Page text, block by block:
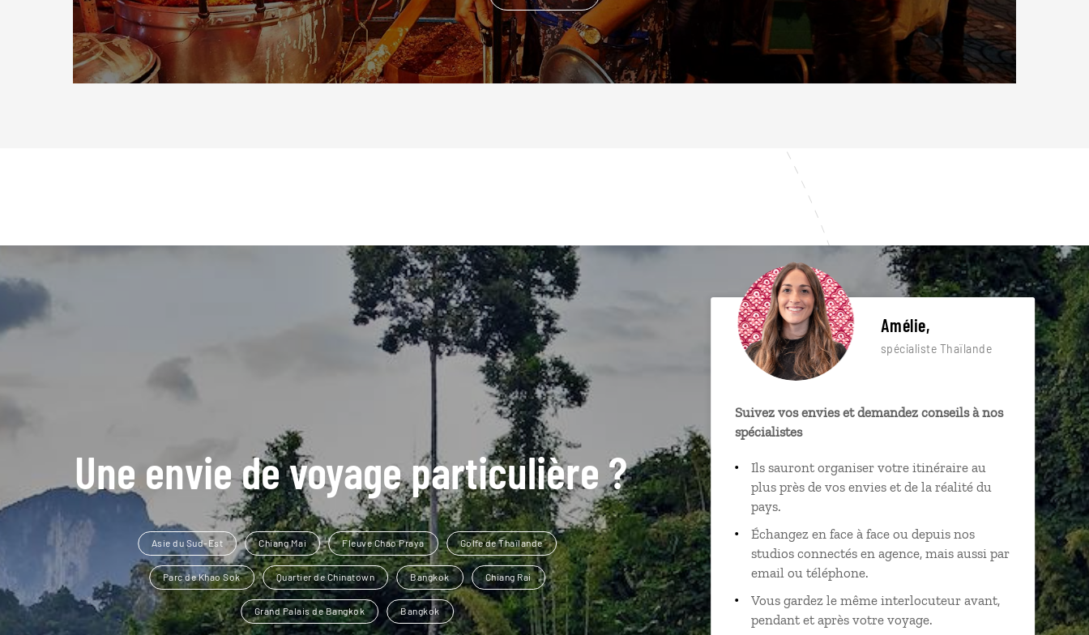
Une envie de voyage particulière ?
Asie du Sud-Est Chiang Mai Fleuve Chao Praya Golfe de Thaïlande
Parc de Khao Sok Quartier de Chinatown Bangkok Chiang Rai
Grand Palais de Bangkok Bangkok
Amélie,
spécialiste Thaïlande
Suivez vos envies et demandez conseils à nos
spécialistes
Ils sauront organiser votre itinéraire au
plus près de vos envies et de la réalité du
pays.
Échangez en face à face ou depuis nos
studios connectés en agence, mais aussi par
email ou téléphone.
Vous gardez le même interlocuteur avant,
pendant et après votre voyage.